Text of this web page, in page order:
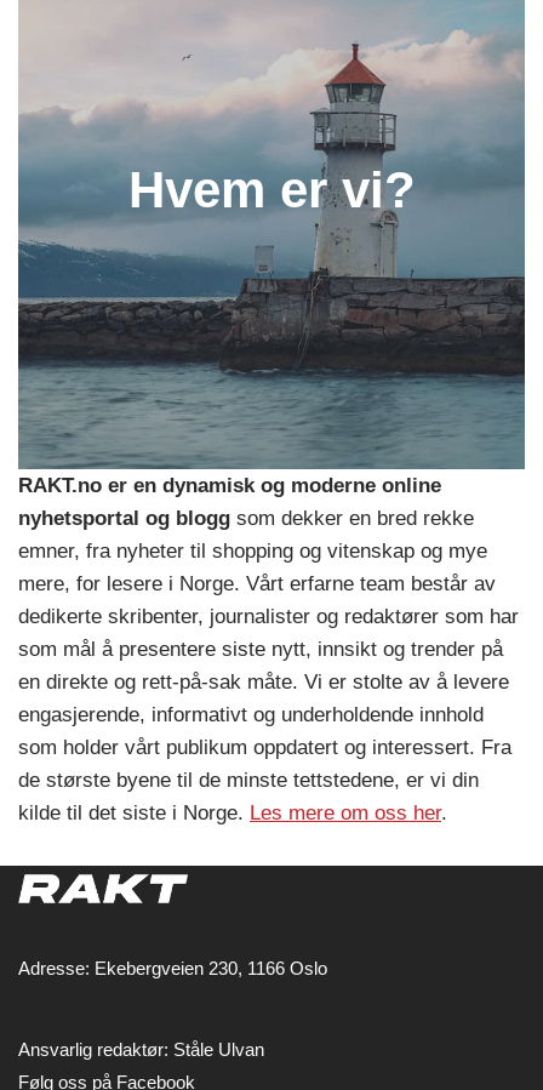
Hvem er vi?
RAKT.no er en dynamisk og moderne online
nyhetsportal og blogg som dekker en bred rekke
emner, fra nyheter til shopping og vitenskap og mye
mere, for lesere i Norge. Vårt erfarne team består av
dedikerte skribenter, journalister og redaktører som har
som mål å presentere siste nytt, innsikt og trender på
en direkte og rett-på-sak måte. Vi er stolte av å levere
engasjerende, informativt og underholdende innhold
som holder vårt publikum oppdatert og interessert. Fra
de største byene til de minste tettstedene, er vi din
kilde til det siste i Norge. Les mere om oss her.
Adresse: Ekebergveien 230, 1166 Oslo
Ansvarlig redaktør: Ståle Ulvan
Følg oss på Facebook